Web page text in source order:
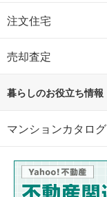
注文住宅
売却査定
暮らしのお役立ち情報
マンションカタログ